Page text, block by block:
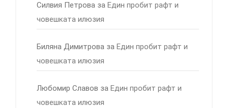
Силвия Петрова за Един пробит рафт и
човешката илюзия
Биляна Димитрова за Един пробит рафт и
човешката илюзия
Любомир Славов за Един пробит рафт и
човешката илюзия